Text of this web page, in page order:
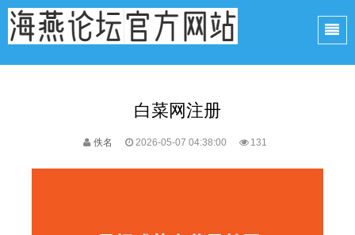
白菜网注册
佚名 2026-05-07 04:38:00 131